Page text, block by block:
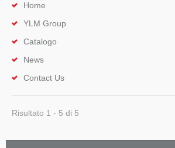
Home
YLM Group
Catalogo
News
Contact Us
Risultato 1 - 5 di 5